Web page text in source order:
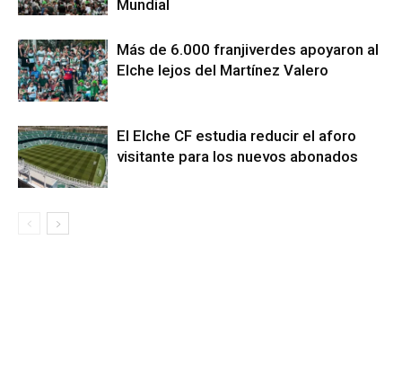
Mundial
Más de 6.000 franjiverdes apoyaron al
Elche lejos del Martínez Valero
El Elche CF estudia reducir el aforo
visitante para los nuevos abonados